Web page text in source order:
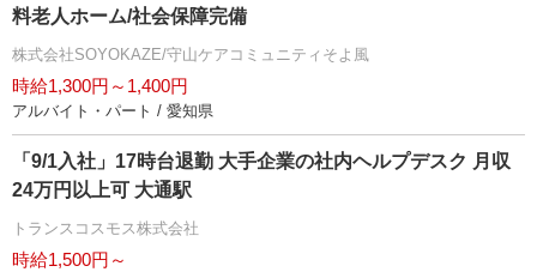
料老人ホーム/社会保障完備
株式会社SOYOKAZE/守山ケアコミュニティそよ風
時給1,300円～1,400円
アルバイト・パート / 愛知県
「9/1入社」17時台退勤 大手企業の社内ヘルプデスク 月収
24万円以上可 大通駅
トランスコスモス株式会社
時給1,500円～